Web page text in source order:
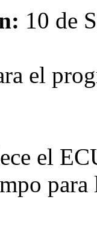
10 de
el
el
para